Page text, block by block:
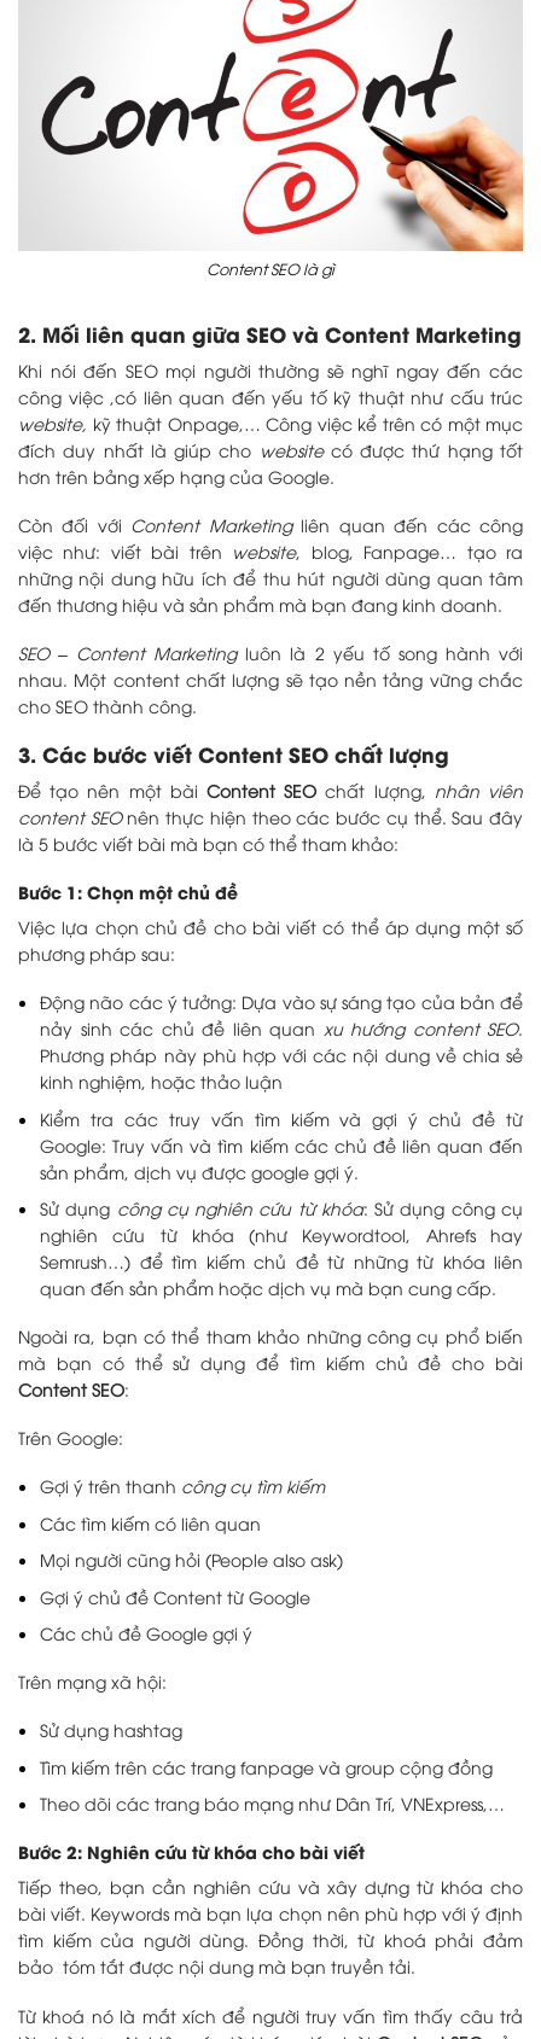
Content SEO là gì
2. Mối liên quan giữa SEO và Content Marketing
Khi nói đến SEO mọi người thường sẽ nghĩ ngay đến các
công việc ,có liên quan đến yếu tố kỹ thuật như cấu trúc
website, kỹ thuật Onpage,… Công việc kể trên có một mục
đích duy nhất là giúp cho websitecó được thứ hạng tốt
hơn trên bảng xếp hạng của Google.
Còn đối với Content Marketingliên quan đến các công
việc như: viết bài trên website, blog, Fanpage… tạo ra
những nội dung hữu ích để thu hút người dùng quan tâm
đến thương hiệu và sản phẩm mà bạn đang kinh doanh.
SEO – Content Marketingluôn là 2 yếu tố song hành với
nhau. Một content chất lượng sẽ tạo nền tảng vững chắc
cho SEO thành công.
3. Các bước viết Content SEO chất lượng
Để tạo nên một bài Content SEOchất lượng,
nhân viên
content SEOnên thực hiện theo các bước cụ thể. Sau đây
là 5 bước viết bài mà bạn có thể tham khảo:
Bước 1: Chọn một chủ đề
Việc lựa chọn chủ đề cho bài viết có thể áp dụng một số
phương pháp sau:
Động não các ý tưởng: Dựa vào sự sáng tạo của bản để
nảy sinh các chủ đề liên quan xu hướng content SEO.
Phương pháp này phù hợp với các nội dung về chia sẻ
kinh nghiệm, hoặc thảo luận
Kiểm tra các truy vấn tìm kiếm và gợi ý chủ đề từ
Google: Truy vấn và tìm kiếm các chủ đề liên quan đến
sản phẩm, dịch vụ được google gợi ý.
Sử dụng công cụ nghiên cứu từ khóa: Sử dụng công cụ
nghiên cứu từ khóa (như Keywordtool, Ahrefs hay
Semrush…) để tìm kiếm chủ đề từ những từ khóa liên
quan đến sản phẩm hoặc dịch vụ mà bạn cung cấp.
Ngoài ra, bạn có thể tham khảo những công cụ phổ biến
mà bạn có thể sử dụng để tìm kiếm chủ đề cho bài
Content SEO:
Trên Google:
Gợi ý trên thanh công cụ tìm kiếm
Các tìm kiếm có liên quan
Mọi người cũng hỏi (People also ask)
Gợi ý chủ đề Content từ Google
Các chủ đề Google gợi ý
Trên mạng xã hội:
Sử dụng hashtag
Tìm kiếm trên các trang fanpage và group cộng đồng
Theo dõi các trang báo mạng như Dân Trí, VNExpress,…
Bước 2: Nghiên cứu từ khóa cho bài viết
Tiếp theo, bạn cần nghiên cứu và xây dựng từ khóa cho
bài viết. Keywords mà bạn lựa chọn nên phù hợp với ý định
tìm kiếm của người dùng. Đồng thời, từ khoá phải đảm
bảo tóm tắt được nội dung mà bạn truyền tải.
Từ khoá nó là mắt xích để người truy vấn tìm thấy câu trả